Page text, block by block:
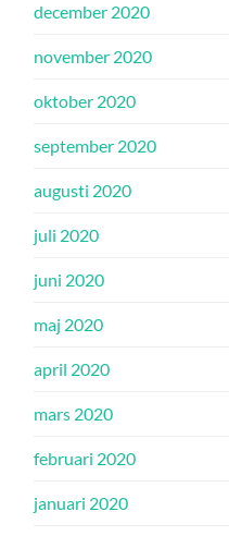
december 2020
november 2020
oktober 2020
september 2020
augusti 2020
juli 2020
juni 2020
maj 2020
april 2020
mars 2020
februari 2020
januari 2020